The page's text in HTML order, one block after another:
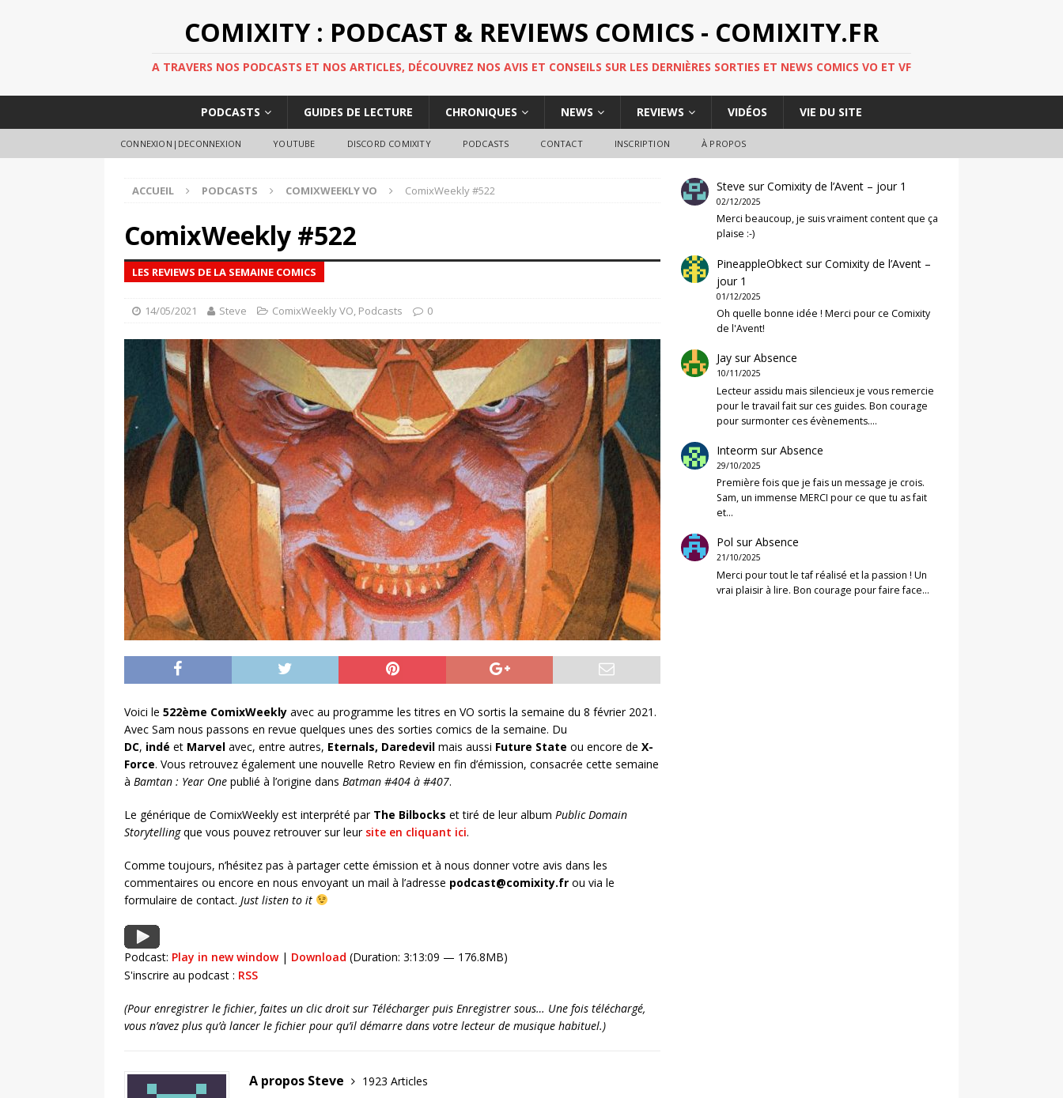
COMIXITY : PODCAST & REVIEWS COMICS - COMIXITY.FR
A TRAVERS NOS PODCASTS ET NOS ARTICLES, DÉCOUVREZ NOS AVIS ET CONSEILS SUR LES DERNIÈRES SORTIES ET NEWS COMICS VO ET VF
PODCASTS GUIDES DE LECTURE CHRONIQUES NEWS REVIEWS VIDÉOS VIE DU SITE
CONNEXION|DECONNEXION YOUTUBE DISCORD COMIXITY PODCASTS CONTACT INSCRIPTION À PROPOS
ACCUEIL PODCASTS COMIXWEEKLY VO ComixWeekly #522
ComixWeekly #522
LES REVIEWS DE LA SEMAINE COMICS
14/05/2021 Steve ComixWeekly VO, Podcasts 0
Voici le 522ème ComixWeekly avec au programme les titres en VO sortis la semaine du 8 février 2021.
Avec Sam nous passons en revue quelques unes des sorties comics de la semaine. Du
DC, indé et Marvel avec, entre autres, Eternals, Daredevil mais aussi Future State ou encore de X-
Force. Vous retrouvez également une nouvelle Retro Review en fin d’émission, consacrée cette semaine
à Bamtan : Year One publié à l’origine dans Batman #404 à #407.
Le générique de ComixWeekly est interprété par The Bilbocks et tiré de leur album Public Domain
Storytellingque vous pouvez retrouver sur leur site en cliquant ici.
Comme toujours, n’hésitez pas à partager cette émission et à nous donner votre avis dans les
commentaires ou encore en nous envoyant un mail à l’adresse podcast@comixity.fr ou via le
formulaire de contact. Just listen to it
Podcast: Play in new window| Download (Duration: 3:13:09 — 176.8MB)
S'inscrire au podcast : RSS
(Pour enregistrer le fichier, faites un clic droit sur Télécharger puis Enregistrer sous… Une fois téléchargé,
vous n’avez plus qu’à lancer le fichier pour qu’il démarre dans votre lecteur de musique habituel.)
A propos Steve
1923 Articles
Steve surComixity de l’Avent – jour 1
02/12/2025
Merci beaucoup, je suis vraiment content que ça
plaise :-)
PineappleObkect surComixity de l’Avent –
jour 1
01/12/2025
Oh quelle bonne idée ! Merci pour ce Comixity
de l'Avent!
Jay surAbsence
10/11/2025
Lecteur assidu mais silencieux je vous remercie
pour le travail fait sur ces guides. Bon courage
pour surmonter ces évènements.…
Inteorm surAbsence
29/10/2025
Première fois que je fais un message je crois.
Sam, un immense MERCI pour ce que tu as fait
et…
Pol surAbsence
21/10/2025
Merci pour tout le taf réalisé et la passion ! Un
vrai plaisir à lire. Bon courage pour faire face…